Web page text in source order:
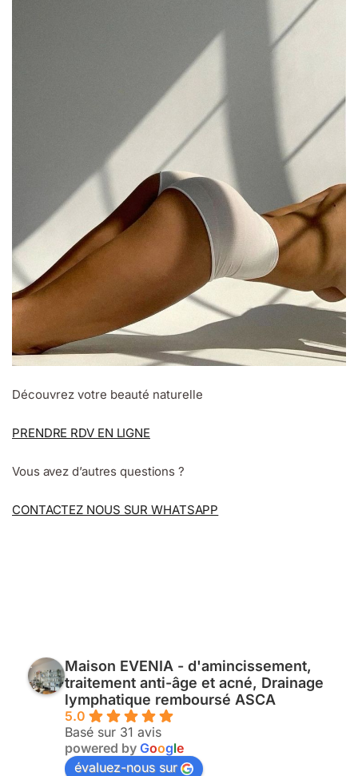
Découvrez votre beauté naturelle
PRENDRE RDV EN LIGNE
Vous avez d’autres questions ?
CONTACTEZ NOUS SUR WHATSAPP
Maison EVENIA - d'amincissement,
traitement anti-âge et acné, Drainage
lymphatique remboursé ASCA
5.0
Basé sur 31 avis
powered by Google
évaluez-nous sur